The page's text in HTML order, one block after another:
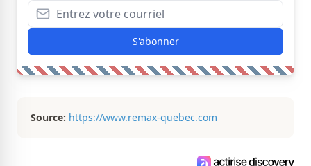
S'abonner
Source: https://www.remax-quebec.com